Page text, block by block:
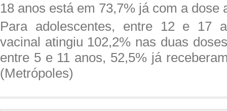
18 anos está em 73,7% já com a dose
Para adolescentes, entre 12 e 17
vacinal atingiu 102,2% nas duas
entre 5 e 11 anos, 52,5% já
(Metrópoles)